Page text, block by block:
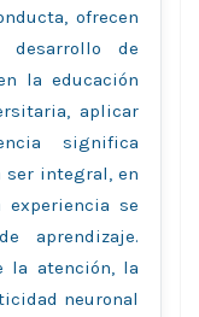
ofrecen
desarrollo de
la educación
aplicar
significa
ser integral, en
se
aprendizaje.
la atención, la
neuronal